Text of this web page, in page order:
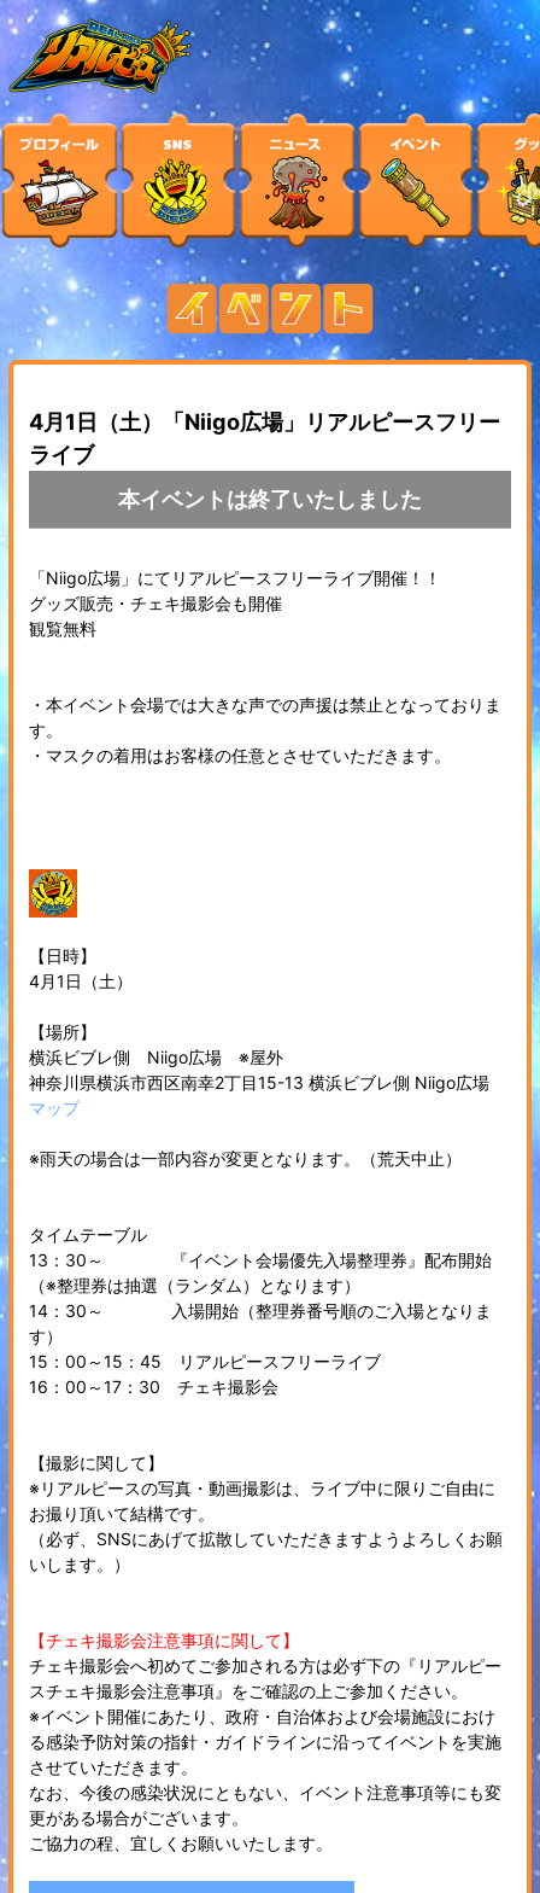
4月1日（土）「Niigo広場」リアルピースフリー
ライブ
本イベントは終了いたしました
「Niigo広場」にてリアルピースフリーライブ開催！！
グッズ販売・チェキ撮影会も開催
観覧無料
・本イベント会場では大きな声での声援は禁止となっておりま
す。
・マスクの着用はお客様の任意とさせていただきます。
【日時】
4月1日（土）
【場所】
横浜ビブレ側 Niigo広場 ※屋外
神奈川県横浜市西区南幸2丁目15-13 横浜ビブレ側 Niigo広場
マップ
※雨天の場合は一部内容が変更となります。（荒天中止）
タイムテーブル
13：30～ 『イベント会場優先入場整理券』配布開始
（※整理券は抽選（ランダム）となります）
14：30～ 入場開始（整理券番号順のご入場となりま
す）
15：00～15：45 リアルピースフリーライブ
16：00～17：30 チェキ撮影会
【撮影に関して】
※リアルピースの写真・動画撮影は、ライブ中に限りご自由に
お撮り頂いて結構です。
（必ず、SNSにあげて拡散していただきますようよろしくお願
いします。）
【チェキ撮影会注意事項に関して】
チェキ撮影会へ初めてご参加される方は必ず下の『リアルピー
スチェキ撮影会注意事項』をご確認の上ご参加ください。
※イベント開催にあたり、政府・自治体および会場施設におけ
る感染予防対策の指針・ガイドラインに沿ってイベントを実施
させていただきます。
なお、今後の感染状況にともない、イベント注意事項等にも変
更がある場合がございます。
ご協力の程、宜しくお願いいたします。